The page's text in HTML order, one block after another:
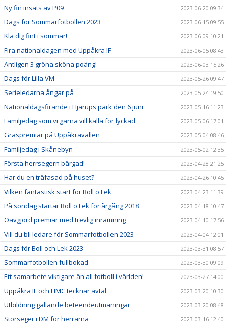
Ny fin insats av P09 2023-06-20 09:34
Dags för Sommarfotbollen 2023 2023-06-15 09:55
Klä dig fint i sommar! 2023-06-09 10:21
Fira nationaldagen med Uppåkra IF 2023-06-05 08:43
Äntligen 3 gröna sköna poäng! 2023-06-03 15:26
Dags för Lilla VM 2023-05-26 09:47
Serieledarna ångar på 2023-05-24 19:50
Nationaldagsfirande i Hjärups park den 6 juni 2023-05-16 11:23
Familjedag som vi gärna vill kalla för lyckad 2023-05-06 17:01
Gräspremiär på Uppåkravallen 2023-05-04 08:46
Familjedag i Skånebyn 2023-05-02 12:35
Första herrsegern bärgad! 2023-04-28 21:25
Har du en träfasad på huset? 2023-04-26 10:45
Vilken fantastisk start för Boll o Lek 2023-04-23 11:39
På söndag startar Boll o Lek för årgång 2018 2023-04-18 10:47
Oavgjord premiär med trevlig inramning 2023-04-10 17:56
Vill du bli ledare för Sommarfotbollen 2023 2023-04-04 12:01
Dags för Boll och Lek 2023 2023-03-31 08:57
Sommarfotbollen fullbokad 2023-03-30 09:09
Ett samarbete viktigare än all fotboll i världen! 2023-03-27 14:00
Uppåkra IF och HMC tecknar avtal 2023-03-20 10:30
Utbildning gällande beteendeutmaningar 2023-03-20 08:48
Storseger i DM för herrarna 2023-03-16 12:40